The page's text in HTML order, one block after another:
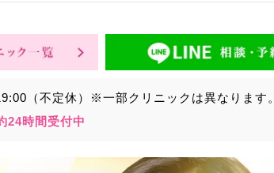
（不定休）
※一部クリニックは異なります。
24時間受付中